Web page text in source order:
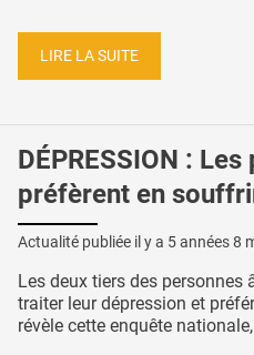
LIRE LA SUITE
DÉPRESSION :
préfèrent en
Actualité publiée il y a 5 années 8
Les deux tiers des personnes
traiter leur dépression et
révèle cette enquête